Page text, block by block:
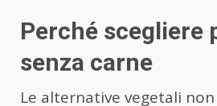
Perché scegliere
senza carne
Le alternative vegetali